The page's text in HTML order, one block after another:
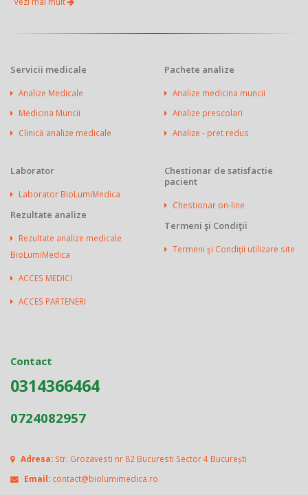
Servicii medicale
Analize Medicale
Medicina Muncii
Clinică analize medicale
Pachete analize
Analize medicina muncii
Analize prescolari
Analize - pret redus
Laborator
Laborator BioLumiMedica
Rezultate analize
Rezultate analize medicale
BioLumiMedica
ACCES MEDICI
ACCES PARTENERI
Chestionar de satisfactie
pacient
Chestionar on-line
Termeni şi Condiţii
Termeni şi Condiţii utilizare site
Contact
0314366464
0724082957
Adresa: Str. Grozavesti nr 82 Bucuresti Sector 4 București
Email: contact@biolumimedica.ro